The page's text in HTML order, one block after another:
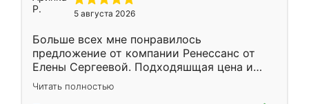
5 августа 2026
Больше всех мне понравилось
предложение от компании Ренессанс от
Елены Сергеевой. Подходяшщая цена и
короткие сроки изготовления. Приехавший
для замера сотрудник Владислав
Читать полностью